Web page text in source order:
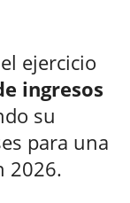
ejercicio
ingresos
su
para una
2026.